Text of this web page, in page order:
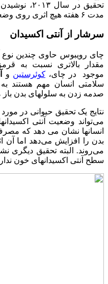
مدت ۶ هفته هیچ اثری روی وضعیت آهن شرکت کنندگان نداشت.
سرشار از آنتی اکسیدان
چای رویبوس حاوی چندین
مقدار بالاتری نسبت به
موجود در چای،کوئرستین و
سلامتی انسان مهم هستند به
صدمه زدن به سلولهای بدن باز
نتایج یک تحقیق حیوانی در
می‌تواند وضعیت آنتی
انسانها نشان می دهد که
بدن را افزایش می‌دهد اما
می‌روند. البته تحقیق دیگری
سطح آنتی اکسیدانهای خون